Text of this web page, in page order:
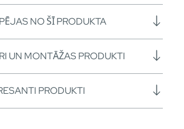
NO ŠĪ PRODUKTA
UN MONTĀŽAS PRODUKTI
PRODUKTI